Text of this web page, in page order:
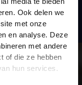
Ook delen we
met onze
en analyse. Deze
met andere
of die ze hebben
hun services.